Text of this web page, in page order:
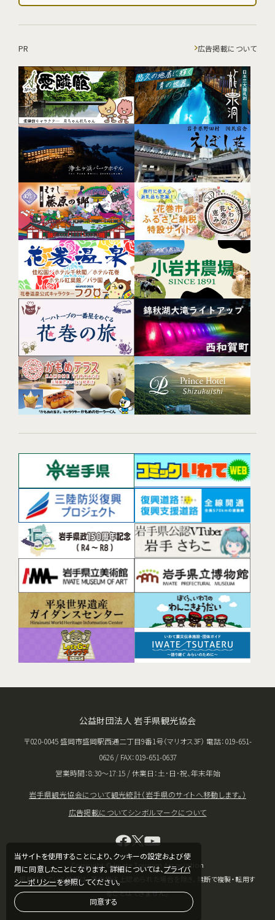
当サイトを使用することにより、クッキーの設定および使
用に同意したことになります。 詳細については、プライバ
シーポリシーを参照してください。
同意する
PR 広告掲載について
公益財団法人 岩手県観光協会
〒020-0045 盛岡市盛岡駅西通二丁目9番1号（マリオス3F） 電話：019-651-
0626 / FAX：019-651-0637
営業時間：8:30〜17:15 / 休業日：土･日･祝、年末年始
岩手県観光協会について観光統計（岩手県のサイトへ移動します。）
広告掲載についてシンボルマークについて
Copyright © Iwate Tourism Association
掲載されている情報は、著作権法上認められた場合を除き、無断で複製・転用す
ることはできません。